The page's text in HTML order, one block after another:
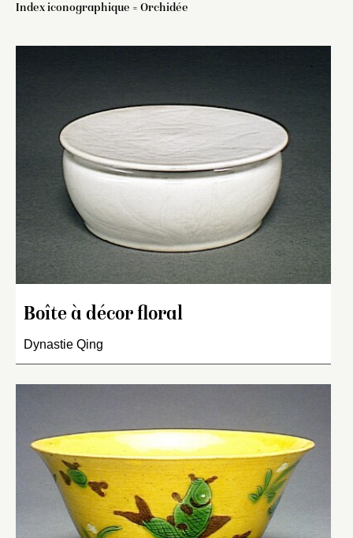
Index iconographique = Orchidée
Boîte à décor floral
Dynastie Qing